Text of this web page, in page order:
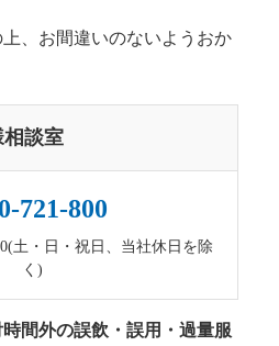
、お間違いのないようおか
談室
721-800
土・日・祝日、当社休日を除
く)
時間外の誤飲・誤用・過量服